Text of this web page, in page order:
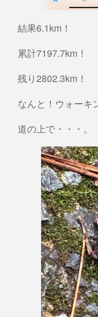
結果6.1km！
累計7197.7km！
残り2802.3km！
なんと！ウォーキ
道の上で・・・。